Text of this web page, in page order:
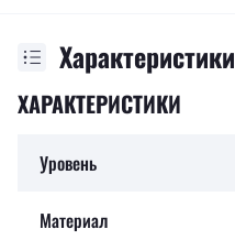
Характеристики
ХАРАКТЕРИСТИКИ
Уровень
Материал